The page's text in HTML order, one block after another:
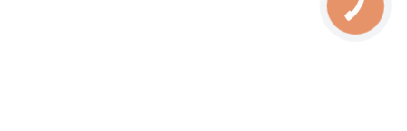
КНОПКА
ЗВ'ЯЗКУ